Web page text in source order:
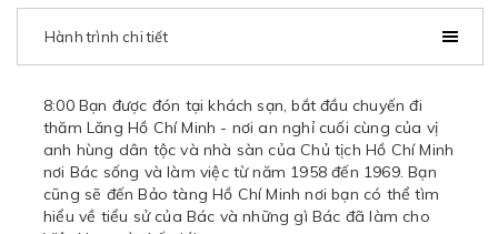
Hành trình chi tiết
8:00 Bạn được đón tại khách sạn, bắt đầu chuyến đi
thăm Lăng Hồ Chí Minh - nơi an nghỉ cuối cùng của vị
anh hùng dân tộc và nhà sàn của Chủ tịch Hồ Chí Minh
nơi Bác sống và làm việc từ năm 1958 đến 1969. Bạn
cũng sẽ đến Bảo tàng Hồ Chí Minh nơi bạn có thể tìm
hiểu về tiểu sử của Bác và những gì Bác đã làm cho